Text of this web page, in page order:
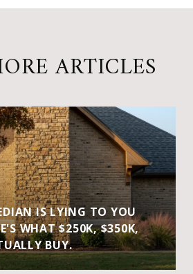
ARTICLES
IS LYING TO YOU
WHAT $250K, $350K,
BUY.